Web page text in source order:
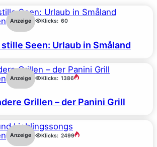
Anzeige Klicks: 60
Seen: Urlaub in Småland
Anzeige Klicks: 1386
Grillen – der Panini Grill
Anzeige Klicks: 2499